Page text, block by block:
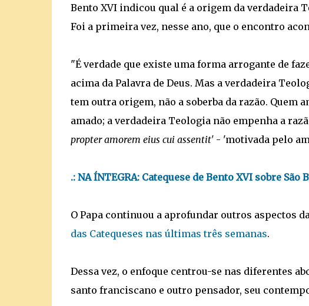
Bento XVI indicou qual é a origem da verdadeira
Foi a primeira vez, nesse ano, que o encontro
"É verdade que existe uma forma arrogante de
acima da Palavra de Deus. Mas a verdadeira
tem outra origem, não a soberba da razão. Quem
amado; a verdadeira Teologia não empenha a
propter amorem eius cui assentit'- 'motivada pelo
.: NA ÍNTEGRA: Catequese de Bento XVI sobre São
O Papa continuou a aprofundar outros aspectos
das Catequeses nas últimas três semanas.
Dessa vez, o enfoque centrou-se nas diferentes
santo franciscano e outro pensador, seu